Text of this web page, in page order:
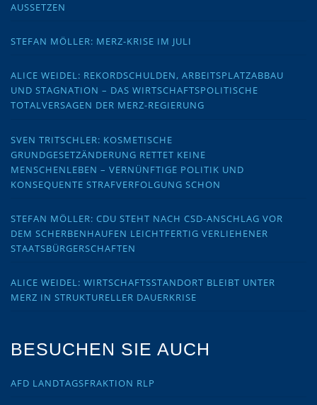
AUSSETZEN
STEFAN MÖLLER: MERZ-KRISE IM JULI
ALICE WEIDEL: REKORDSCHULDEN, ARBEITSPLATZABBAU
UND STAGNATION – DAS WIRTSCHAFTSPOLITISCHE
TOTALVERSAGEN DER MERZ-REGIERUNG
SVEN TRITSCHLER: KOSMETISCHE
GRUNDGESETZÄNDERUNG RETTET KEINE
MENSCHENLEBEN – VERNÜNFTIGE POLITIK UND
KONSEQUENTE STRAFVERFOLGUNG SCHON
STEFAN MÖLLER: CDU STEHT NACH CSD-ANSCHLAG VOR
DEM SCHERBENHAUFEN LEICHTFERTIG VERLIEHENER
STAATSBÜRGERSCHAFTEN
ALICE WEIDEL: WIRTSCHAFTSSTANDORT BLEIBT UNTER
MERZ IN STRUKTURELLER DAUERKRISE
BESUCHEN SIE AUCH
AFD LANDTAGSFRAKTION RLP